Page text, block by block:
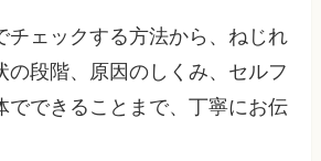
チェックする方法から、ねじれ
の段階、原因のしくみ、セルフ
でできることまで、丁寧にお伝